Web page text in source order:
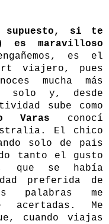
supuesto, si te
es maravilloso
es el
viajero, pues
mucha más
solo y, desde
sube como
Varas conocí
El chico
solo de pais
tanto el gusto
que se había
preferida de
palabras me
acertadas. Me
cuando viajas